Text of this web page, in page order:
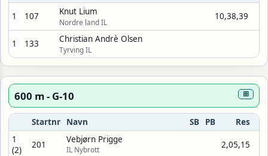
1 107 Knut Lium
Nordre land IL
10,38,39
1 133 Christian Andrè Olsen
Tyrving IL
600 m - G-10 ⊞
Startnr Navn SB PB
Res
1
(2)
201 Vebjørn Prigge
IL Nybrott 2,05,15